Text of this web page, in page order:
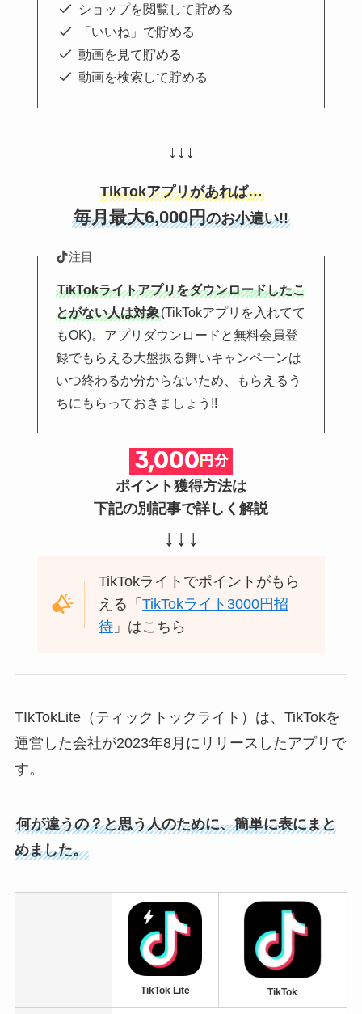
ショップを閲覧して貯める
「いいね」で貯める
動画を見て貯める
動画を検索して貯める
↓↓↓
TikTokアプリがあれば…
毎月最大6,000円のお小遣い!!
注目
TikTokライトアプリをダウンロードしたこ
とがない人は対象(TikTokアプリを入れてて
もOK)。アプリダウンロードと無料会員登
録でもらえる大盤振る舞いキャンペーンは
いつ終わるか分からないため、もらえるう
ちにもらっておきましょう!!
ポイント獲得方法は
下記の別記事で詳しく解説
↓↓↓
TikTokライトでポイントがもら
える「 TikTokライト3000円招
待」はこちら
TIkTokLite（ティックトックライト）は、TikTokを
運営した会社が2023年8月にリリースしたアプリで
す。
何が違うの？と思う人のために、簡単に表にまと
めました。
TikTok Lite TikTok